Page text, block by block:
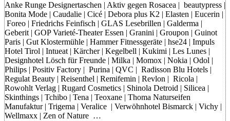
Anke Runge Designertaschen | Aktiv gegen Rosacea | beautypress |
Bonita Mode | Caudalie | Cicé | Debora plus K2 | Elasten | Eucerin |
Foreo | Friedrichs Feinfisch | GLAS Lesebrillen | Galderma |
Geberit | GOP Varieté-Theater Essen | Granini | Groupon | Guinot
Paris | Gut Klostermühle | Hammer Fitnessgeräte | hse24 | Impuls
Hotel Tirol | Intueat | Kärcher | Kegelbell | Kukimi | Les Lunes |
Designhotel Lösch für Freunde | Milka | Momox | Nokia | Odol |
Philips | Positiv Factory | Purina | QVC | Radisson Blu Hotels |
Regulat Beauty | Reisenthel | Remifemin | Revlon | Ricola |
Rowohlt Verlag | Rugard Cosmetics | Shinola Detroid | Silicea |
Skinthings | Tchibo | Tena | Teoxane | Thoma Naturseifen
Manufaktur | Trigema | Veralice | Verwöhnhotel Bismarck | Vichy |
Wellmaxx | Zen of Nature …